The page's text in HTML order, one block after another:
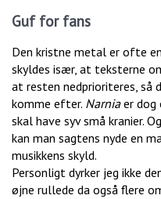
Guf for fans
Den kristne metal er ofte
skyldes især, at teksterne
at resten nedprioriteres, så
komme efter. Narniaer dog
skal have syv små kranier.
kan man sagtens nyde en
musikkens skyld.
Personligt dyrker jeg ikke
øjne rullede da også flere